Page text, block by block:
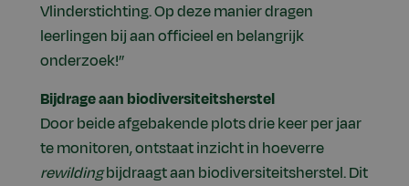
Vlinderstichting. Op deze manier dragen
leerlingen bij aan officieel en belangrijk
onderzoek!”
Bijdrage aan biodiversiteitsherstel
Door beide afgebakende plots drie keer per jaar
te monitoren, ontstaat inzicht in hoeverre
rewildingbijdraagt aan biodiversiteitsherstel. Dit